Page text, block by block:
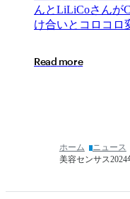
載
無
完
テ
ィ
容
ッ
ト
パ
んとLiLiCoさ んがC
け合いと コ ロ コ ロ
Read more
ホーム ニュース
美容センサス